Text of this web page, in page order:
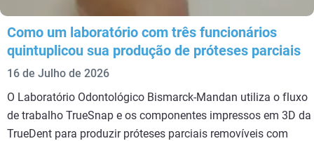
Como um laboratório com três funcionários
quintuplicou sua produção de próteses parciais
16 de Julho de 2026
O Laboratório Odontológico Bismarck-Mandan utiliza o fluxo
de trabalho TrueSnap e os componentes impressos em 3D da
TrueDent para produzir próteses parciais removíveis com